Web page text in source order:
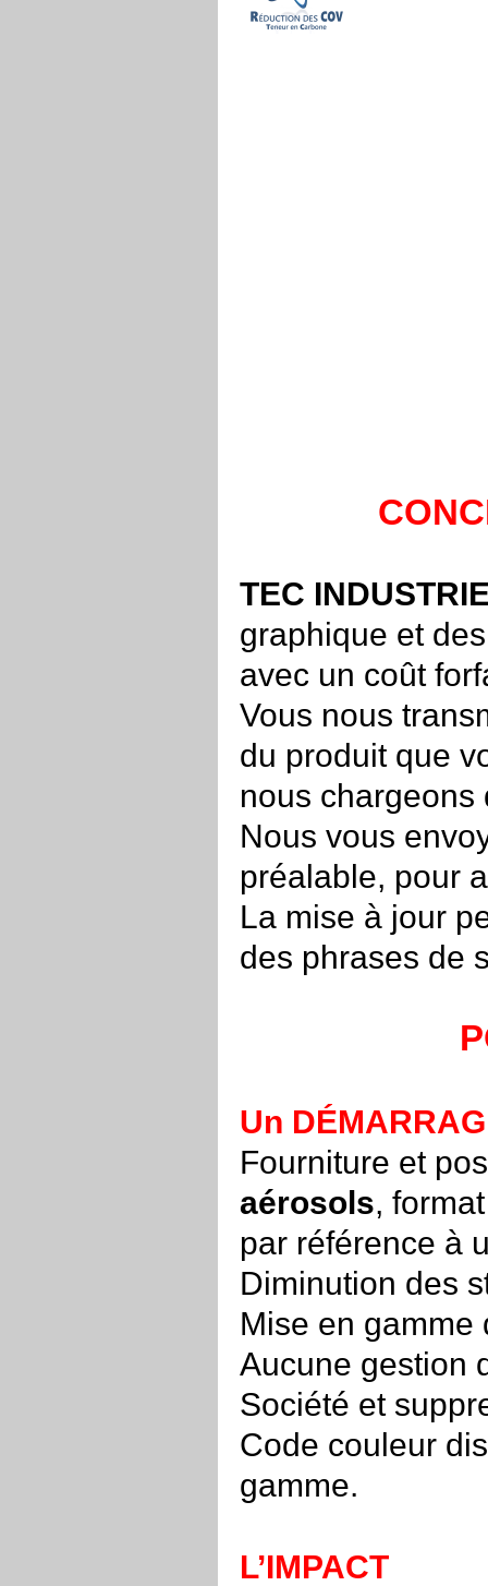
TEC
graphique et
avec un coût
Vous nous
du produit que
nous chargeons
Nous vous
préalable, pour
La mise à jour
des phrases de
Un
Fourniture et
aérosols,
par référence à
Diminution des
Mise en gamme
Aucune gestion
Société et
Code couleur
gamme.
L’IMPACT